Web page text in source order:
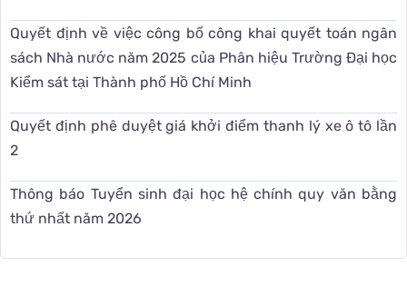
Quyết định về việc công bố công khai quyết toán ngân
sách Nhà nước năm 2025 của Phân hiệu Trường Đại học
Kiểm sát tại Thành phố Hồ Chí Minh
Quyết định phê duyệt giá khởi điểm thanh lý xe ô tô lần
2
Thông báo Tuyển sinh đại học hệ chính quy văn bằng
thứ nhất năm 2026